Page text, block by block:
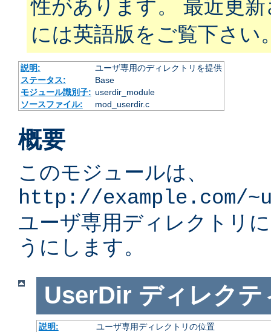
性があります。 最近更
には英語版をご覧下さい
説明:
ユーザ専用のディレクトリを提供
ステータス:
Base
モジュール識別子: userdir_module
ソースファイル:
mod_userdir.c
概要
このモジュールは、
http://example.com/
ユーザ専用ディレクトリ
うにします。
UserDir ディレクテ
説明:
ユーザ専用ディレクトリの位置